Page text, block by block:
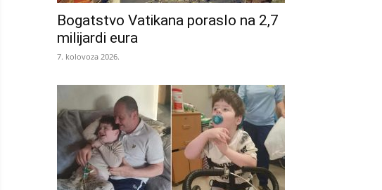
Bogatstvo Vatikana poraslo na 2,7
milijardi eura
7. kolovoza 2026.